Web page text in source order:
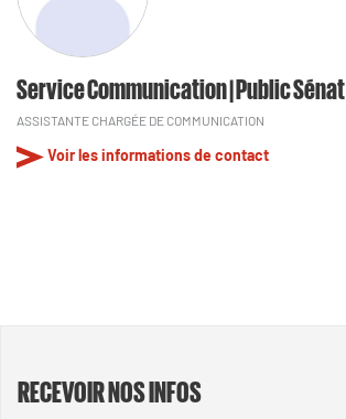
Service Communication | Public Sénat
ASSISTANTE CHARGÉE DE COMMUNICATION
Voir les informations de contact
RECEVOIR NOS INFOS